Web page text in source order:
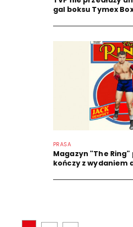
gal boksu Tymex
PRASA
Magazyn "The Ring"
kończy z wydaniem